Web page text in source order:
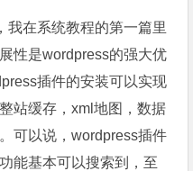
我在系统教程的第一篇里
性是wordpress的强大优
插件的安装可以实现
站缓存，xml地图，数据
可以说，wordpress插件
能基本可以搜索到，至